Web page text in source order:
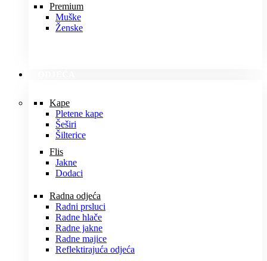
Premium
Muške
Ženske
Kape
Pletene kape
Šeširi
Šilterice
Flis
Jakne
Dodaci
Radna odjeća
Radni prsluci
Radne hlače
Radne jakne
Radne majice
Reflektirajuća odjeća